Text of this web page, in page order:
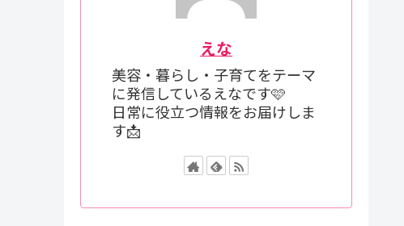
えな
美容・暮らし・子育てをテーマ
に発信しているえなです🩷
日常に役立つ情報をお届けしま
す📩